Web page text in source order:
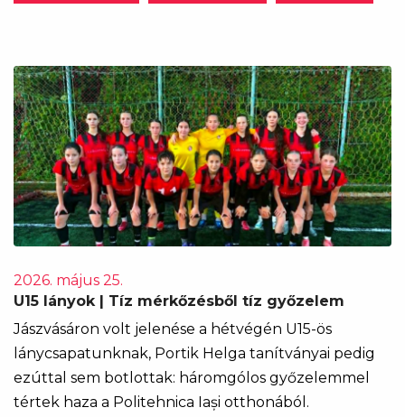
2026. május 25.
U15 lányok | Tíz mérkőzésből tíz győzelem
Jászvásáron volt jelenése a hétvégén U15-ös
lánycsapatunknak, Portik Helga tanítványai pedig
ezúttal sem botlottak: háromgólos győzelemmel
tértek haza a Politehnica Iași otthonából.